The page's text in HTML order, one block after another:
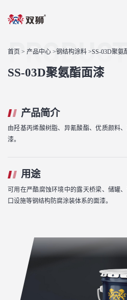
首页 > 产品中心 >钢结构涂料 >SS-03D聚氨
SS-03D聚氨酯面漆
产品简介
由羟基丙烯酸树脂、异氰酸酯、优质颜料
漆。
用途
可用在严酷腐蚀环境中的露天桥梁、储罐
口设施等钢结构防腐涂装体系的面漆。